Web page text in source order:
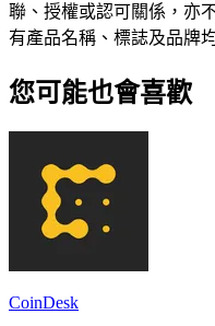
聯、授權或認可關係，亦
有產品名稱、標誌及品牌
您可能也會喜歡
CoinDesk